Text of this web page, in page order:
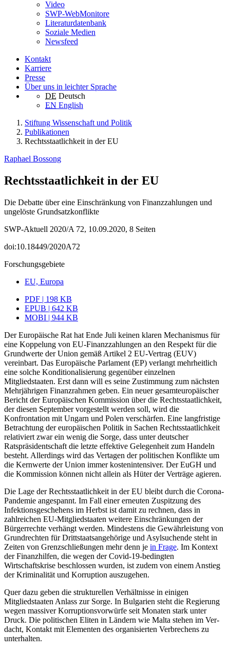
Video
SWP-WebMonitore
Literaturdatenbank
Soziale Medien
Newsfeed
Kontakt
Karriere
Presse
Über uns in leichter Sprache
DE Deutsch
EN English
Stiftung Wissenschaft und Politik
Publikationen
Rechtsstaatlichkeit in der EU
Raphael Bossong
Rechtsstaatlichkeit in der EU
Die Debatte über eine Einschränkung von Finanzzahlungen und
ungelöste Grundsatzkonflikte
SWP-Aktuell 2020/A 72, 10.09.2020, 8 Seiten
doi:10.18449/2020A72
Forschungsgebiete
EU, Europa
PDF | 198 KB
EPUB | 642 KB
MOBI | 944 KB
Der Europäische Rat hat Ende Juli keinen klaren Mechanismus für
eine Koppelung von EU-Finanzzahlungen an den Respekt für die
Grundwerte der Union gemäß Arti­kel 2 EU-Vertrag (EUV)
vereinbart. Das Europäische Parlament (EP) verlangt mehrheitlich
eine solche Konditionalisierung gegenüber einzelnen
Mitgliedstaaten. Erst dann will es seine Zu­stimmung zum nächsten
Mehrjährigen Finanzrahmen geben. Ein neuer gesamteuropäischer
Bericht der Europäischen Kommission über die Rechtsstaatlichkeit,
der diesen September vorgestellt werden soll, wird die
Konfrontation mit Ungarn und Polen verschärfen. Eine langfristige
Betrachtung der europäischen Politik in Sachen Rechtsstaatlichkeit
relativiert zwar ein wenig die Sorge, dass unter deutscher
Ratspräsidentschaft die letzte effektive Gelegenheit zum Handeln
besteht. Allerdings wird das Vertagen der politischen Konflikte um
die Kernwerte der Union immer kostenintensiver. Der EuGH und
die Kommission können nicht allein als Hüter der Verträge agieren.
Die Lage der Rechtsstaatlichkeit in der EU bleibt durch die Corona-
Pandemie an­gespannt. Im Fall einer erneuten Zuspitzung des
Infektionsgeschehens im Herbst ist da­mit zu rechnen, dass in
zahlreichen EU-Mit­gliedstaaten weitere Einschränkungen der
Bürgerrechte verhängt werden. Mindestens die Gewährleistung von
Grundrechten für Drittstaatsangehörige und Asylsuchende steht in
Zeiten von Grenzschließungen mehr denn je in Frage. Im Kontext
der Finanz­hilfen, die wegen der Covid-19-bedingten
Wirtschaftskrise beschlossen wurden, ist zudem von einem Anstieg
der Kriminalität und Korruption auszugehen.
Quer dazu geben die strukturellen Verhält­nisse in einigen
Mitgliedstaaten Anlass zur Sorge. In Bulgarien steht die Regierung
wegen massiver Korruptionsvorwürfe seit Monaten stark unter
Druck. Die politischen Eliten in Ländern wie Malta stehen im Ver­
dacht, Kontakt mit Elementen des organisierten Verbrechens zu
unterhalten.